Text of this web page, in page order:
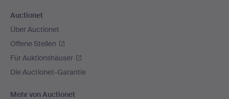
Auctionet
Über Auctionet
Offene Stellen
Für Auktionshäuser
Die Auctionet-Garantie
Mehr von Auctionet